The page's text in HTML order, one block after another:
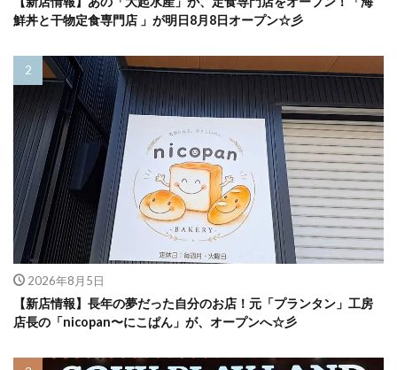
鮮丼と干物定食専門店 」が明日8月8日オープン☆彡
2026年8月5日
【新店情報】長年の夢だった自分のお店！元「プランタン」工房
店長の「nicopan〜にこぱん」が、オープンへ☆彡